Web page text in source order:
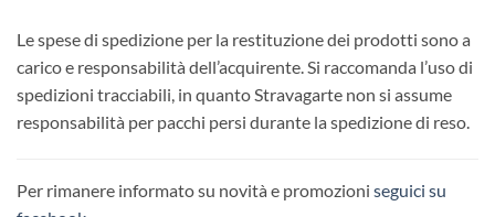
Le spese di spedizione per la restituzione dei prodotti sono a
carico e responsabilità dell’acquirente. Si raccomanda l’uso di
spedizioni tracciabili, in quanto Stravagarte non si assume
responsabilità per pacchi persi durante la spedizione di reso.
Per rimanere informato su novità e promozioni seguici su